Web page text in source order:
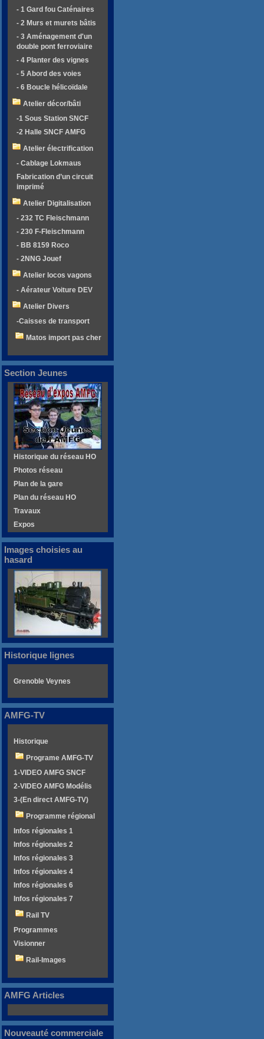
- 1 Gard fou Caténaires
- 2 Murs et murets bâtis
- 3 Aménagement d'un
double pont ferroviaire
- 4 Planter des vignes
- 5 Abord des voies
- 6 Boucle hélicoïdale
Atelier décor/bâti
-1 Sous Station SNCF
-2 Halle SNCF AMFG
Atelier électrification
- Cablage Lokmaus
Fabrication d’un circuit
imprimé
Atelier Digitalisation
- 232 TC Fleischmann
- 230 F-Fleischmann
- BB 8159 Roco
- 2NNG Jouef
Atelier locos vagons
- Aérateur Voiture DEV
Atelier Divers
-Caisses de transport
Matos import pas cher
Section Jeunes
Historique du réseau HO
Photos réseau
Plan de la gare
Plan du réseau HO
Travaux
Expos
Images choisies au
hasard
Historique lignes
Grenoble Veynes
AMFG-TV
Historique
Programe AMFG-TV
1-VIDEO AMFG SNCF
2-VIDEO AMFG Modélis
3-(En direct AMFG-TV)
Programme régional
Infos régionales 1
Infos régionales 2
Infos régionales 3
Infos régionales 4
Infos régionales 6
Infos régionales 7
Rail TV
Programmes
Visionner
Rail-Images
AMFG Articles
Nouveauté commerciale